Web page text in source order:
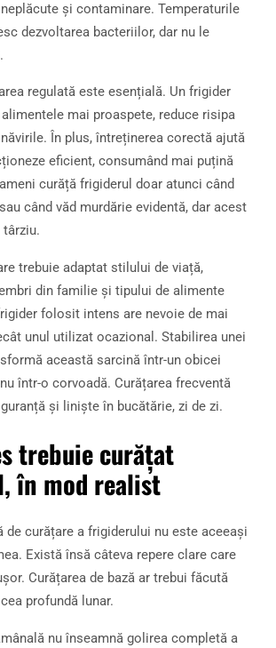
și contaminare. Temperaturile
dezvoltarea bacteriilor, dar nu le
regulată este esențială. Un frigider
mai proaspete, reduce risipa
În plus, întreținerea corectă ajută
eficient, consumând mai puțină
curăță frigiderul doar atunci când
când văd murdărie evidentă, dar acest
trebuie adaptat stilului de viață,
din familie și tipului de alimente
folosit intens are nevoie de mai
unul utilizat ocazional. Stabilirea unei
această sarcină într-un obicei
într-o corvoadă. Curățarea frecventă
și liniște în bucătărie, zi de zi.
trebuie curățat
în mod realist
de curățare a frigiderului nu este aceeași
Există însă câteva repere clare care
Curățarea de bază ar trebui făcută
profundă lunar.
nu înseamnă golirea completă a